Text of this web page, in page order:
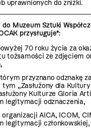
uprawnionych do zniżki.
Muzeum Sztuki
przysługuje*:
70 roku życia za
tożsamości ze zdjęciem
przyznano odznakę
„Zasłużony dla
Kulturze Gloria
legitymacji odznaczenia,
organizacji AICA, ICOM,
legitymacji członkowskiej,